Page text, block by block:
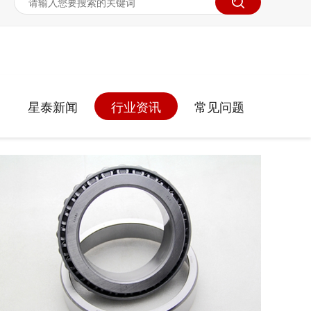
星泰新闻 行业资讯 常见问题